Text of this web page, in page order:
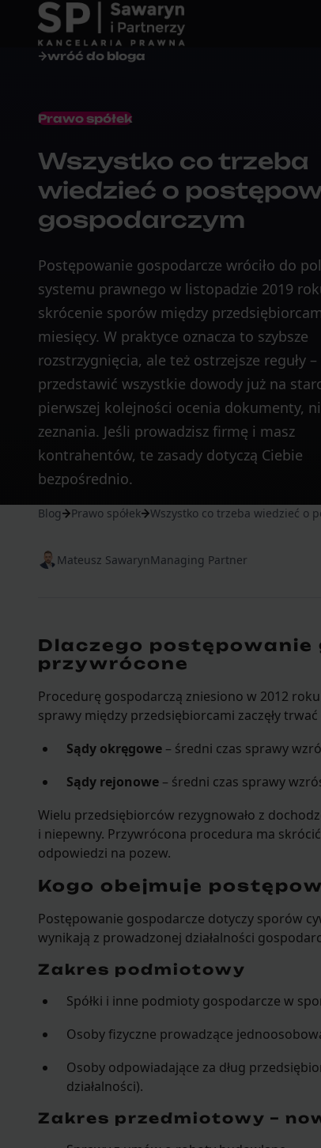
wróć do bloga
Prawo spółek
Wszystko co trzeba
wiedzieć o
gospodarczym
Postępowanie gospodarcze wróciło do
systemu prawnego w listopadzie 2019
skrócenie sporów między
miesięcy. W praktyce oznacza to szybsze
rozstrzygnięcia, ale też ostrzejsze reguły
przedstawić wszystkie dowody już na
pierwszej kolejności ocenia dokumenty,
zeznania. Jeśli prowadzisz firmę i masz
kontrahentów, te zasady dotyczą Ciebie
bezpośrednio.
Blog Prawo spółek Wszystko co trzeba wiedzieć o
Mateusz SawarynManaging Partner
Dlaczego postępowanie
przywrócone
Procedurę gospodarczą zniesiono w 2012
sprawy między przedsiębiorcami zaczęły trwać
Sądy okręgowe – średni czas sprawy
Sądy rejonowe – średni czas sprawy
Wielu przedsiębiorców rezygnowało z
i niepewny. Przywrócona procedura ma
odpowiedzi na pozew.
Kogo obejmuje
Postępowanie gospodarcze dotyczy sporów
wynikają z prowadzonej działalności
Zakres podmiotowy
Spółki i inne podmioty gospodarcze w
Osoby fizyczne prowadzące
Osoby odpowiadające za dług
działalności).
Zakres przedmiotowy –